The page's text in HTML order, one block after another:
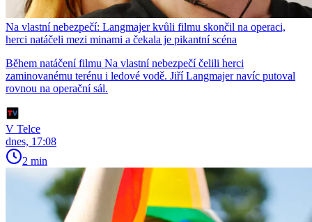
Na vlastní nebezpečí: Langmajer kvůli filmu skončil na operaci,
herci natáčeli mezi minami a čekala je pikantní scéna
Během natáčení filmu Na vlastní nebezpečí čelili herci
zaminovanému terénu i ledové vodě. Jiří Langmajer navíc putoval
rovnou na operační sál.
V Telce
dnes, 17:08
2 min